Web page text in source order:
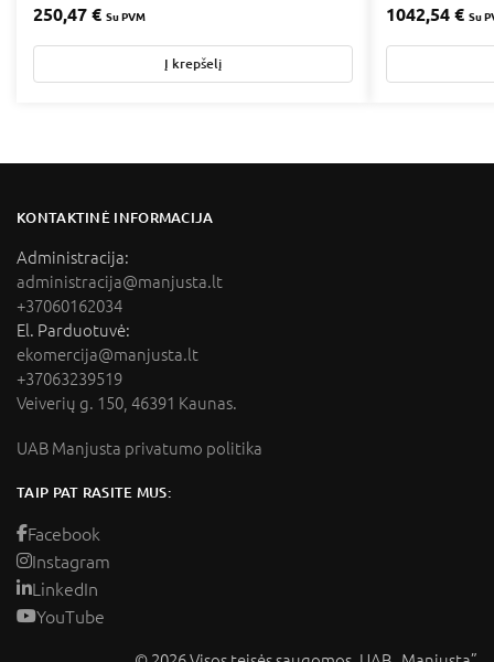
250,47€ Su PVM
Į krepšelį
1042,54€ Su
KONTAKTINĖ INFORMACIJA
Administracija:
administracija@manjusta.lt
+37060162034
El. Parduotuvė:
ekomercija@manjusta.lt
+37063239519
Veiverių g. 150, 46391 Kaunas.
UAB Manjusta privatumo politika
TAIP PAT RASITE MUS:
Facebook
Instagram
LinkedIn
YouTube